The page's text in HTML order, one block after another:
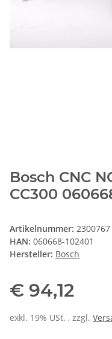
Bosch CNC
CC300
Artikelnummer: 2300767
HAN: 060668-102401
Hersteller: Bosch
€ 94,12
exkl. 19% USt. , zzgl.